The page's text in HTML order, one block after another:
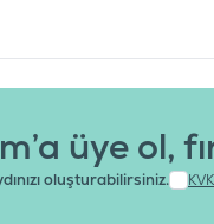
üye ol,
oluşturabilirsiniz.